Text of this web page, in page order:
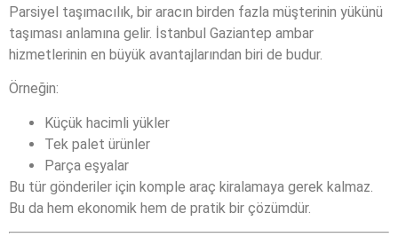
Parsiyel taşımacılık, bir aracın birden fazla müşterinin yükünü
taşıması anlamına gelir. İstanbul Gaziantep ambar
hizmetlerinin en büyük avantajlarından biri de budur.
Örneğin:
Küçük hacimli yükler
Tek palet ürünler
Parça eşyalar
Bu tür gönderiler için komple araç kiralamaya gerek kalmaz.
Bu da hem ekonomik hem de pratik bir çözümdür.